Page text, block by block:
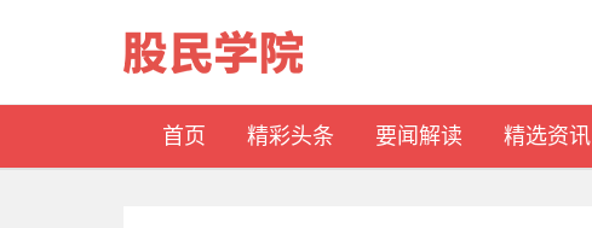
首页 精彩头条 要闻解读 精选资讯